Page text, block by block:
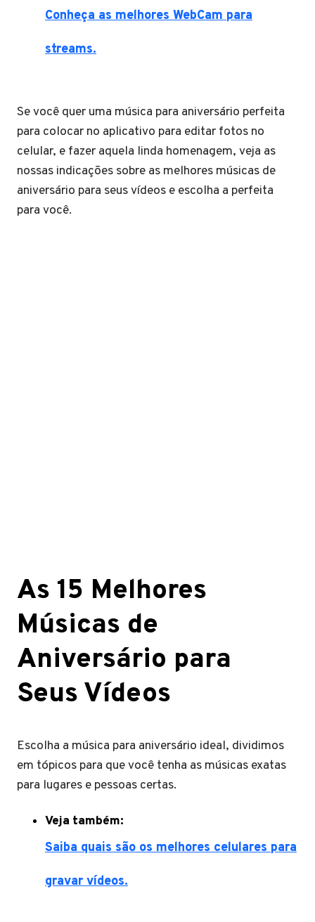
Conheça as melhores WebCam para
streams.
Se você quer uma música para aniversário perfeita
para colocar no aplicativo para editar fotos no
celular, e fazer aquela linda homenagem, veja as
nossas indicações sobre as melhores músicas de
aniversário para seus vídeos e escolha a perfeita
para você.
As 15 Melhores
Músicas de
Aniversário para
Seus Vídeos
Escolha a música para aniversário ideal, dividimos
em tópicos para que você tenha as músicas exatas
para lugares e pessoas certas.
Veja também:
Saiba quais são os melhores celulares para
gravar vídeos.